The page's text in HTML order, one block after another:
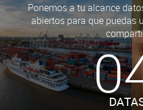
Ponemos a tu alcance
abiertos para que puedas